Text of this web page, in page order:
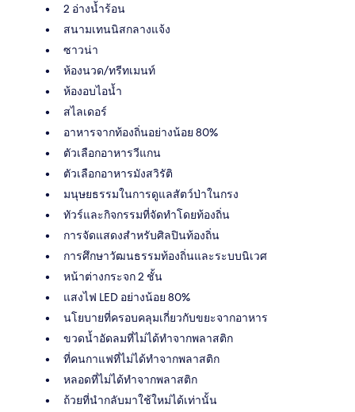
2 อ่างน้ำร้อน
สนามเทนนิสกลางแจ้ง
ซาวน่า
ห้องนวด/ทรีทเมนท์
ห้องอบไอน้ำ
สไลเดอร์
อาหารจากท้องถิ่นอย่างน้อย 80%
ตัวเลือกอาหารวีแกน
ตัวเลือกอาหารมังสวิรัติ
มนุษยธรรมในการดูแลสัตว์ป่าในกรง
ทัวร์และกิจกรรมที่จัดทำโดยท้องถิ่น
การจัดแสดงสำหรับศิลปินท้องถิ่น
การศึกษาวัฒนธรรมท้องถิ่นและระบบนิเวศ
หน้าต่างกระจก 2 ชั้น
แสงไฟ LED อย่างน้อย 80%
นโยบายที่ครอบคลุมเกี่ยวกับขยะจากอาหาร
ขวดน้ำอัดลมที่ไม่ได้ทำจากพลาสติก
ที่คนกาแฟที่ไม่ได้ทำจากพลาสติก
หลอดที่ไม่ได้ทำจากพลาสติก
ถ้วยที่นำกลับมาใช้ใหม่ได้เท่านั้น